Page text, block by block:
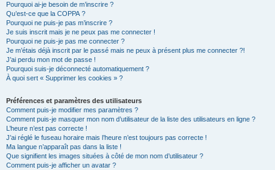
Pourquoi ai-je besoin de m’inscrire ?
Qu’est-ce que la COPPA ?
Pourquoi ne puis-je pas m’inscrire ?
Je suis inscrit mais je ne peux pas me connecter !
Pourquoi ne puis-je pas me connecter ?
Je m’étais déjà inscrit par le passé mais ne peux à présent plus me connecter ?!
J’ai perdu mon mot de passe !
Pourquoi suis-je déconnecté automatiquement ?
À quoi sert « Supprimer les cookies » ?
Préférences et paramètres des utilisateurs
Comment puis-je modifier mes paramètres ?
Comment puis-je masquer mon nom d’utilisateur de la liste des utilisateurs en ligne ?
L’heure n’est pas correcte !
J’ai réglé le fuseau horaire mais l’heure n’est toujours pas correcte !
Ma langue n’apparaît pas dans la liste !
Que signifient les images situées à côté de mon nom d’utilisateur ?
Comment puis-je afficher un avatar ?